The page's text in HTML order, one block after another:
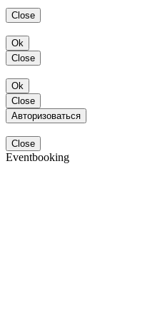
Close
Ok
Close
Ok
Close
Авторизоваться
Close
Eventbooking